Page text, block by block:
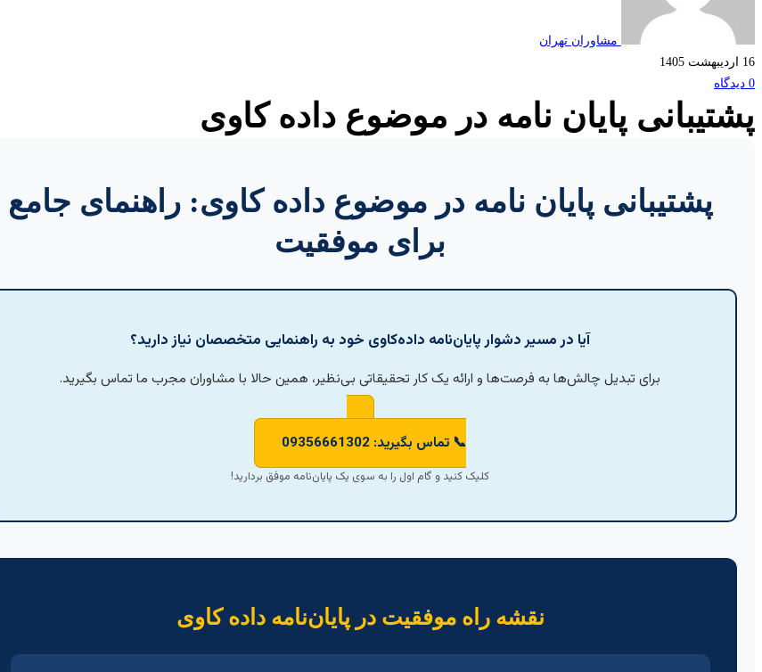
مشاوران تهران
16 اردیبهشت 1405
0 دیدگاه
پشتیبانی پایان نامه در موضوع داده کاوی
پشتیبانی پایان نامه در موضوع داده کاوی: راهنمای جامع
برای موفقیت
آیا در مسیر دشوار پایان‌نامه داده‌کاوی خود به راهنمایی متخصصان نیاز دارید؟
برای تبدیل چالش‌ها به فرصت‌ها و ارائه یک کار تحقیقاتی بی‌نظیر، همین حالا با مشاوران مجرب ما تماس بگیرید.
📞 تماس بگیرید: 09356661302
کلیک کنید و گام اول را به سوی یک پایان‌نامه موفق بردارید!
نقشه راه موفقیت در پایان‌نامه داده کاوی